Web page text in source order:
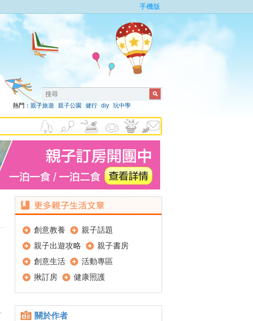
手機版
熱門： 親子旅遊 親子公園 健行 diy 玩中學
創意教養
親子話題
親子出遊攻略
親子書房
創意生活
活動專區
揪訂房
健康照護
關於作者